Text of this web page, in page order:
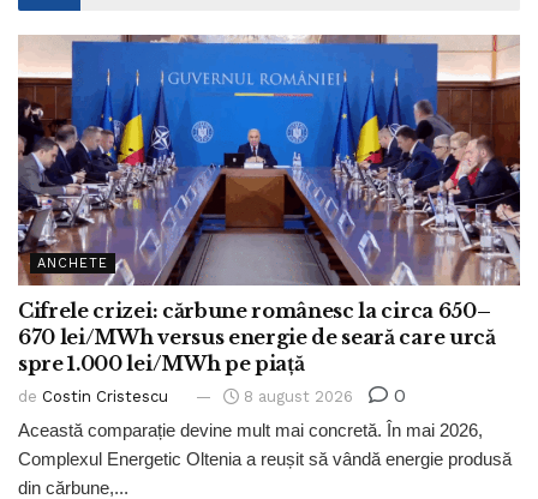
ANCHETE
Cifrele crizei: cărbune românesc la circa 650–
670 lei/MWh versus energie de seară care urcă
spre 1.000 lei/MWh pe piață
de Costin Cristescu 8 august 2026 0
Această comparație devine mult mai concretă. În mai 2026,
Complexul Energetic Oltenia a reușit să vândă energie produsă
din cărbune,...